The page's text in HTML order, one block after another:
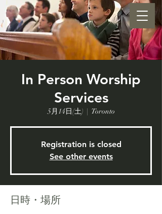
In Person Worship
Services
5月14日(土)
  |
Toronto
Registration is closed
See other events
日時・場所